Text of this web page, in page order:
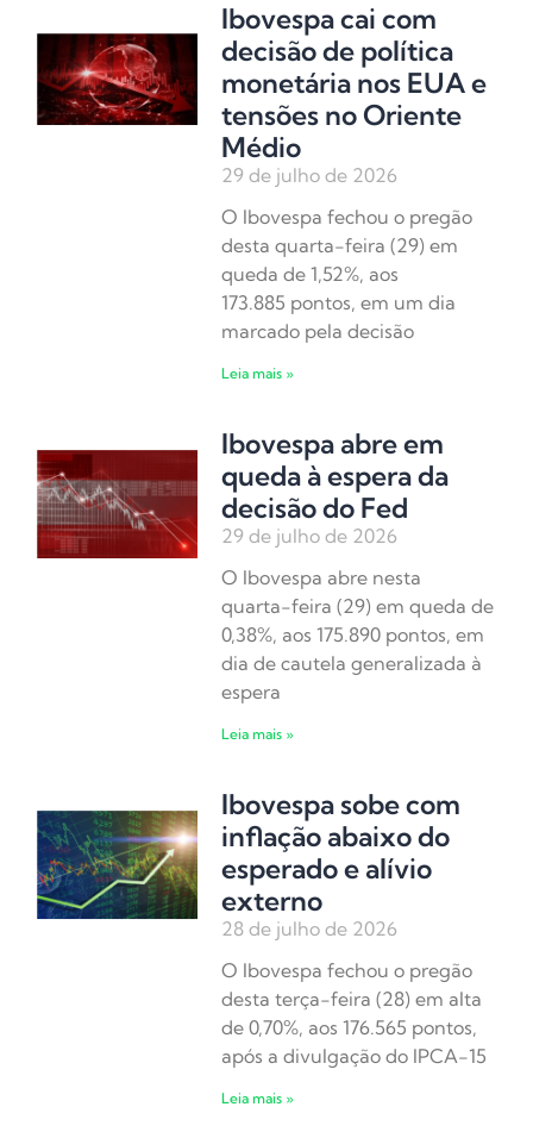
Ibovespa cai com
decisão de política
monetária nos EUA e
tensões no Oriente
Médio
29 de julho de 2026
O Ibovespa fechou o pregão
desta quarta-feira (29) em
queda de 1,52%, aos
173.885 pontos, em um dia
marcado pela decisão
Leia mais »
Ibovespa abre em
queda à espera da
decisão do Fed
29 de julho de 2026
O Ibovespa abre nesta
quarta-feira (29) em queda de
0,38%, aos 175.890 pontos, em
dia de cautela generalizada à
espera
Leia mais »
Ibovespa sobe com
inflação abaixo do
esperado e alívio
externo
28 de julho de 2026
O Ibovespa fechou o pregão
desta terça-feira (28) em alta
de 0,70%, aos 176.565 pontos,
após a divulgação do IPCA-15
Leia mais »